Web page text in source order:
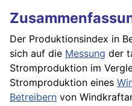
Der Produktionsindex in
sich auf die Messung der
Stromproduktion im
Stromproduktion eines
Betreibern von